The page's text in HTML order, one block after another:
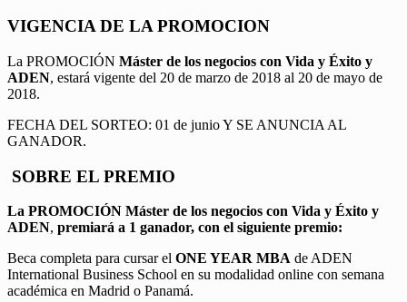
VIGENCIA DE LA PROMOCION
La PROMOCIÓN Máster de los negocios con Vida y Éxito y
ADEN, estará vigente del 20 de marzo de 2018 al 20 de mayo de
2018.
FECHA DEL SORTEO: 01 de junio Y SE ANUNCIA AL
GANADOR.
SOBRE EL PREMIO
La PROMOCIÓN Máster de los negocios con Vida y Éxito y
ADEN, premiará a 1 ganador, con el siguiente premio:
Beca completa para cursar el ONE YEAR MBA de ADEN
International Business School en su modalidad online con semana
académica en Madrid o Panamá.